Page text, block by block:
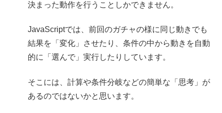
決まった動作を行うことしかできません。
JavaScriptでは、前回のガチャの様に同じ動きでも
結果を「変化」させたり、条件の中から動きを自動
的に「選んで」実行したりしています。
そこには、計算や条件分岐などの簡単な「思考」が
あるのではないかと思います。